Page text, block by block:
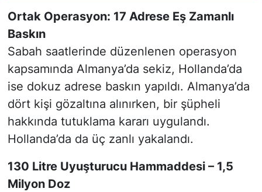
Ortak Operasyon: 17 Adrese Eş Zamanlı
Baskın
Sabah saatlerinde düzenlenen operasyon
kapsamında Almanya’da sekiz, Hollanda’da
ise dokuz adrese baskın yapıldı. Almanya’da
dört kişi gözaltına alınırken, bir şüpheli
hakkında tutuklama kararı uygulandı.
Hollanda’da da üç zanlı yakalandı.
130 Litre Uyuşturucu Hammaddesi – 1,5
Milyon Doz